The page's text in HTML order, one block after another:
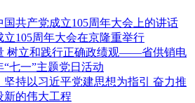
国共产党成立105周年大会上的讲话
立105周年大会在京隆重举行
树立和践行正确政绩观——省供销电
“七一”主题党日活动
持以习近平党建思想为指引 奋力推
新的伟大工程